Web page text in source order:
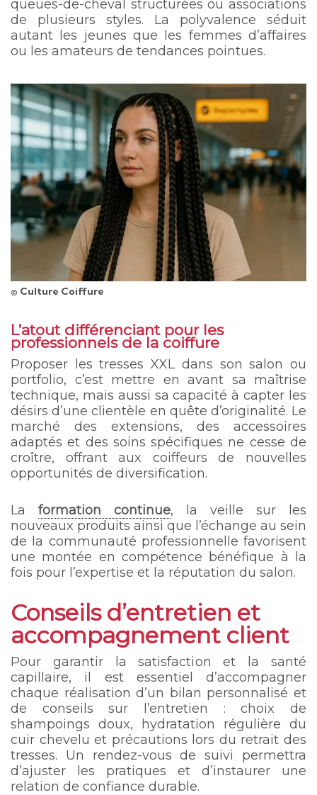
queues-de-cheval structurées ou associations
de plusieurs styles. La polyvalence séduit
autant les jeunes que les femmes d’affaires
ou les amateurs de tendances pointues.
© Culture Coiffure
L’atout différenciant pour les
professionnels de la coiffure
Proposer les tresses XXL dans son salon ou
portfolio, c’est mettre en avant sa maîtrise
technique, mais aussi sa capacité à capter les
désirs d’une clientèle en quête d’originalité. Le
marché des extensions, des accessoires
adaptés et des soins spécifiques ne cesse de
croître, offrant aux coiffeurs de nouvelles
opportunités de diversification.
La formation continue, la veille sur les
nouveaux produits ainsi que l’échange au sein
de la communauté professionnelle favorisent
une montée en compétence bénéfique à la
fois pour l’expertise et la réputation du salon.
Conseils d’entretien et
accompagnement client
Pour garantir la satisfaction et la santé
capillaire, il est essentiel d’accompagner
chaque réalisation d’un bilan personnalisé et
de conseils sur l’entretien : choix de
shampoings doux, hydratation régulière du
cuir chevelu et précautions lors du retrait des
tresses. Un rendez-vous de suivi permettra
d’ajuster les pratiques et d’instaurer une
relation de confiance durable.